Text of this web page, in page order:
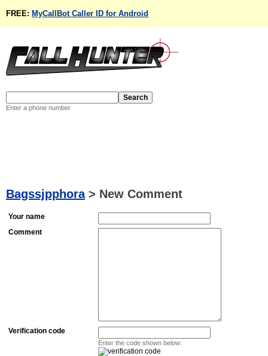
FREE: MyCallBot Caller ID for Android
Enter a phone number
Bagssjpphora > New Comment
Your name
Comment
Verification code
Enter the code shown below: